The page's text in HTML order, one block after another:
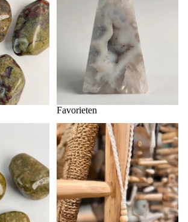
Favorieten
Home & Interieur